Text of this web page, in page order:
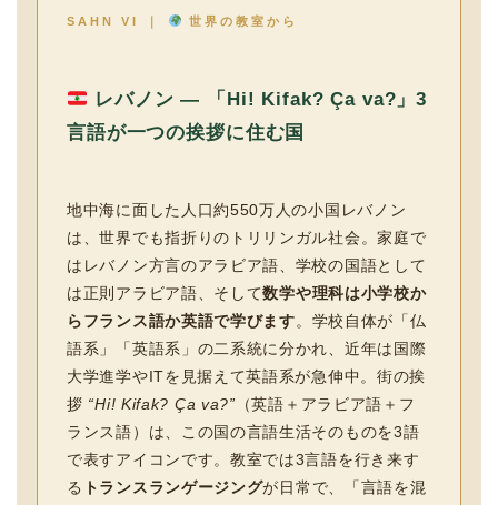
SAHN VI ｜ 世界の教室から
レバノン — 「Hi! Kifak? Ça va?」3
言語が一つの挨拶に住む国
地中海に面した人口約550万人の小国レバノン
は、世界でも指折りのトリリンガル社会。家庭で
はレバノン方言のアラビア語、学校の国語として
は正則アラビア語、そして数学や理科は小学校か
らフランス語か英語で学びます。学校自体が「仏
語系」「英語系」の二系統に分かれ、近年は国際
大学進学やITを見据えて英語系が急伸中。街の挨
拶 “Hi! Kifak? Ça va?” （英語＋アラビア語＋フ
ランス語）は、この国の言語生活そのものを3語
で表すアイコンです。教室では3言語を行き来す
る トランスランゲージングが日常で、「言語を混